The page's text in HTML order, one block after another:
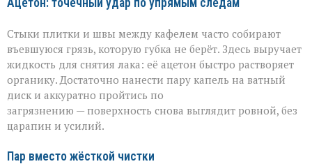
Стыки плитки и швы между кафелем часто собирают
въевшуюся грязь, которую губка не берёт. Здесь выручает
жидкость для снятия лака: её ацетон быстро растворяет
органику. Достаточно нанести пару капель на ватный
диск и аккуратно пройтись по
загрязнению — поверхность снова выглядит ровной, без
царапин и усилий.
Пар вместо жёсткой чистки